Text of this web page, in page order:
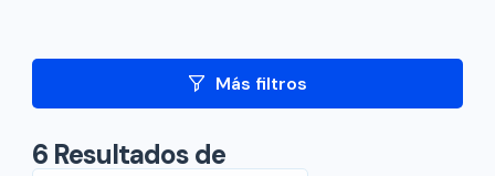
Más filtros
6 Resultados de